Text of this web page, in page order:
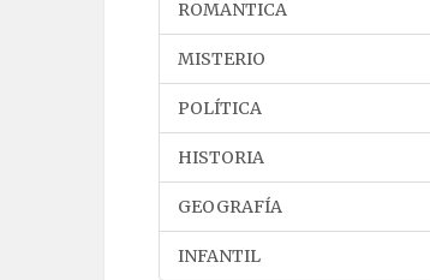
ROMANTICA
MISTERIO
POLÍTICA
HISTORIA
GEOGRAFÍA
INFANTIL